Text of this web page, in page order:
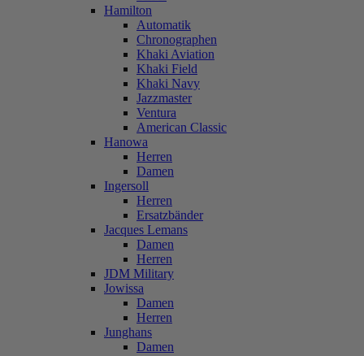
Hamilton
Automatik
Chronographen
Khaki Aviation
Khaki Field
Khaki Navy
Jazzmaster
Ventura
American Classic
Hanowa
Herren
Damen
Ingersoll
Herren
Ersatzbänder
Jacques Lemans
Damen
Herren
JDM Military
Jowissa
Damen
Herren
Junghans
Damen